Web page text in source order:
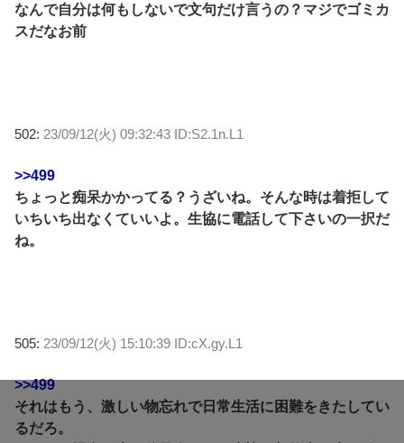
なんで自分は何もしないで文句だけ言うの？マジでゴミカ
スだなお前
502: 23/09/12(火) 09:32:43 ID:S2.1n.L1
>>499
ちょっと痴呆かかってる？うざいね。そんな時は着拒して
いちいち出なくていいよ。生協に電話して下さいの一択だ
ね。
505: 23/09/12(火) 15:10:39 ID:cX.gy.L1
>>499
それはもう、激しい物忘れで日常生活に困難をきたしてい
るだろ。